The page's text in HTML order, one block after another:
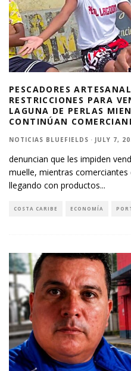
PESCADORES
RESTRICCIONES PARA
LAGUNA DE PERLAS
CONTINÚAN
NOTICIAS BLUEFIELDS · JULY 7,
denuncian que les impiden
muelle, mientras
llegando con productos...
COSTA CARIBE ECONOMÍA